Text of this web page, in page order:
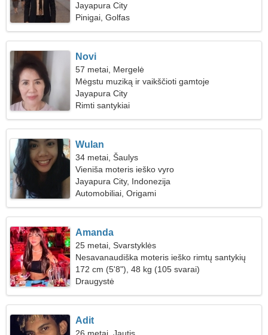
Jayapura City
Pinigai, Golfas
Novi
57 metai, Mergelė
Mėgstu muziką ir vaikščioti gamtoje
Jayapura City
Rimti santykiai
Wulan
34 metai, Šaulys
Vieniša moteris ieško vyro
Jayapura City, Indonezija
Automobiliai, Origami
Amanda
25 metai, Svarstyklės
Nesavanaudiška moteris ieško rimtų santykių
172 cm (5'8"), 48 kg (105 svarai)
Draugystė
Adit